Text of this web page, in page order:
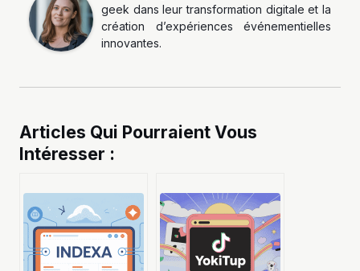
geek dans leur transformation digitale et la
création d’expériences événementielles
innovantes.
Articles Qui Pourraient Vous
Intéresser :